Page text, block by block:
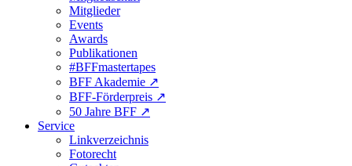
Mitglieder
Events
Awards
Publikationen
#BFFmastertapes
BFF Akademie ↗︎
BFF-Förderpreis ↗︎
50 Jahre BFF ↗︎
Service
Linkverzeichnis
Fotorecht